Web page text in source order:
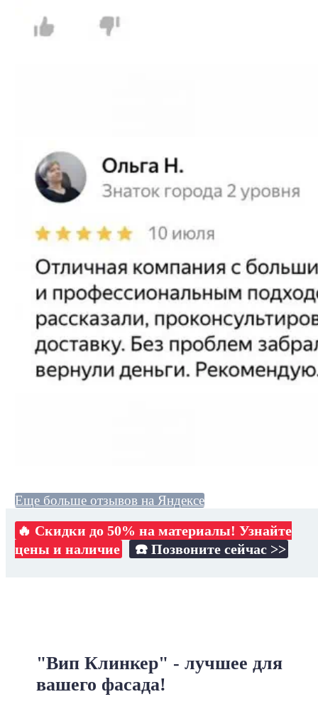
Еще больше отзывов на Яндексе
🔥 Скидки до 50% на материалы! Узнайте
цены и наличие
☎️ Позвоните сейчас >>
"Вип Клинкер" - лучшее для
вашего фасада!